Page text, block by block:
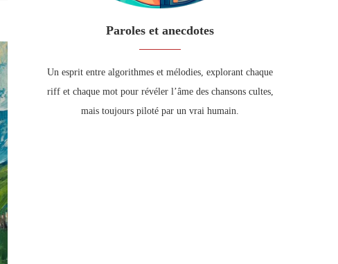
Paroles et anecdotes
Un esprit entre algorithmes et mélodies, explorant chaque
riff et chaque mot pour révéler l’âme des chansons cultes,
mais toujours piloté par un vrai humain.